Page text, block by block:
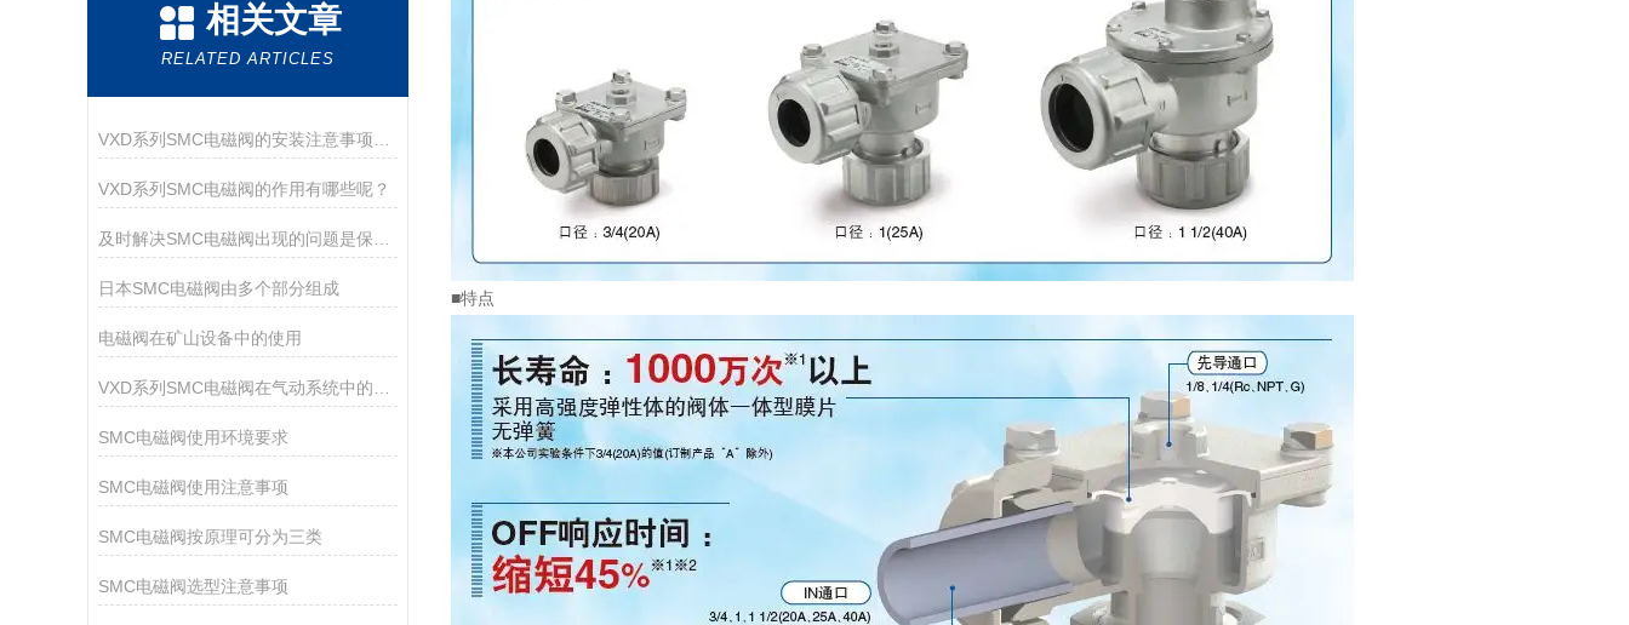
相关文章
RELATED ARTICLES
VXD系列SMC电磁阀的作用有哪些呢？
日本SMC电磁阀由多个部分组成
电磁阀在矿山设备中的使用
SMC电磁阀使用环境要求
SMC电磁阀使用注意事项
SMC电磁阀按原理可分为三类
SMC电磁阀选型注意事项
■特点